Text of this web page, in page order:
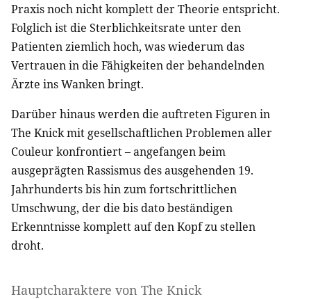
Praxis noch nicht komplett der Theorie entspricht.
Folglich ist die Sterblichkeitsrate unter den
Patienten ziemlich hoch, was wiederum das
Vertrauen in die Fähigkeiten der behandelnden
Ärzte ins Wanken bringt.
Darüber hinaus werden die auftreten Figuren in
The Knick mit gesellschaftlichen Problemen aller
Couleur konfrontiert – angefangen beim
ausgeprägten Rassismus des ausgehenden 19.
Jahrhunderts bis hin zum fortschrittlichen
Umschwung, der die bis dato beständigen
Erkenntnisse komplett auf den Kopf zu stellen
droht.
Hauptcharaktere von The Knick